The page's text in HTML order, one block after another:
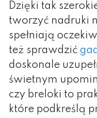
Dzięki tak
tworzyć nadruki
spełniają
też sprawdzić
doskonale
świetnym
czy breloki to
które podkreślą